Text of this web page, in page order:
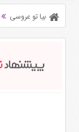
بیا تو عروسی